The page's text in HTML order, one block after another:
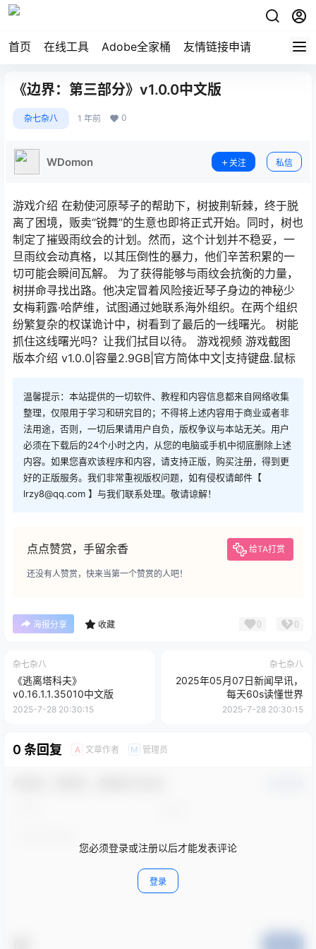
首页 在线工具 Adobe全家桶 友情链接申请
《边界：第三部分》v1.0.0中文版
杂七杂八 1 年前 0
WDomon 关注 私信
游戏介绍 在勅使河原琴子的帮助下，树披荆斩棘，终于脱
离了困境，贩卖“锐舞”的生意也即将正式开始。同时，树也
制定了摧毁雨纹会的计划。然而，这个计划并不稳妥，一
旦雨纹会动真格，以其压倒性的暴力，他们辛苦积累的一
切可能会瞬间瓦解。 为了获得能够与雨纹会抗衡的力量，
树拼命寻找出路。他决定冒着风险接近琴子身边的神秘少
女梅莉露·哈萨维，试图通过她联系海外组织。在两个组织
纷繁复杂的权谋诡计中，树看到了最后的一线曙光。 树能
抓住这线曙光吗？让我们拭目以待。 游戏视频 游戏截图
版本介绍 v1.0.0|容量2.9GB|官方简体中文|支持键盘.鼠标
温馨提示：本站提供的一切软件、教程和内容信息都来自网络收集
整理，仅限用于学习和研究目的；不得将上述内容用于商业或者非
法用途，否则，一切后果请用户自负，版权争议与本站无关。用户
必须在下载后的24个小时之内，从您的电脑或手机中彻底删除上述
内容。如果您喜欢该程序和内容，请支持正版，购买注册，得到更
好的正版服务。我们非常重视版权问题，如有侵权请邮件【
lrzy8@qq.com 】与我们联系处理。敬请谅解！
点点赞赏，手留余香 给TA打赏
还没有人赞赏，快来当第一个赞赏的人吧！
海报分享 收藏 0 0
杂七杂八
《逃离塔科夫》
v0.16.1.1.35010中文版
2025-7-28 20:30:15
杂七杂八
2025年05月07日新闻早讯，
每天60s读懂世界
2025-7-28 20:30:15
0 条回复 A 文章作者 M 管理员
您必须登录或注册以后才能发表评论
登录